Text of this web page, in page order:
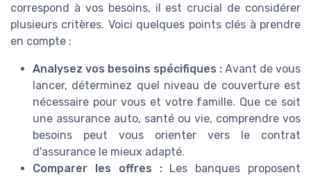
correspond à vos besoins, il est crucial de considérer
plusieurs critères. Voici quelques points clés à prendre
en compte :
Analysez vos besoins spécifiques : Avant de vous
lancer, déterminez quel niveau de couverture est
nécessaire pour vous et votre famille. Que ce soit
une assurance auto, santé ou vie, comprendre vos
besoins peut vous orienter vers le contrat
d'assurance le mieux adapté.
Comparer les offres :Les banques proposent